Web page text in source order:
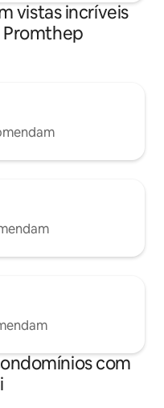
vistas incríveis
com